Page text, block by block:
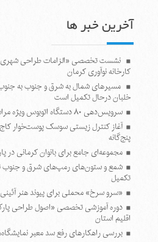
آخرین خبر ها
نشست تخصصی «الزامات طراحی شهری
کارخانه نوآوری کرمان
مسیرهای شمال به شرق و جنوب به
خلبان درحال تکمیل است
سرویس‌دهی ۸۰ دستگاه اتوبوس ویژه مراسم جاماندگان اربعین حسینی
آغاز کنترل زیستی سوسک پوست‌خوار
پنج‌گانه
مجموعه‌ای جامع برای بانوان کرمانی
شمع و ستون‌های رمپ‌های شرق و جنوب
تکمیل
«سرو سرخ» محملی برای پیوند هنر
دوره آموزشی تخصصی «اصول طراحی
اقلیم استان
بررسی راهکارهای رفع سد معبر